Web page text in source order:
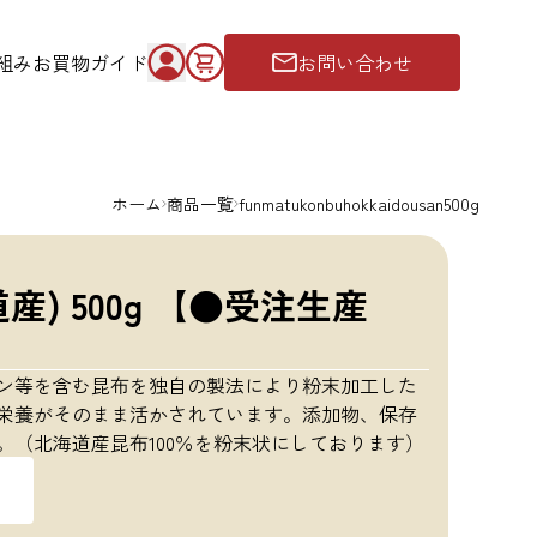
みお買物ガイド お問い合わせ
ホーム 商品一覧 funmatukonbuhokkaidousan500g
) 500g 【●受注生産
等を含む昆布を独自の製法により粉末加工した
養がそのまま活かされています。添加物、保存
北海道産昆布100％を粉末状にしております）